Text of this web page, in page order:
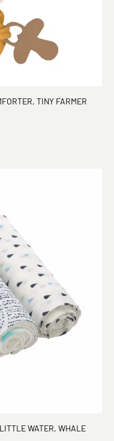
TINY FARMER
WATER, WHALE